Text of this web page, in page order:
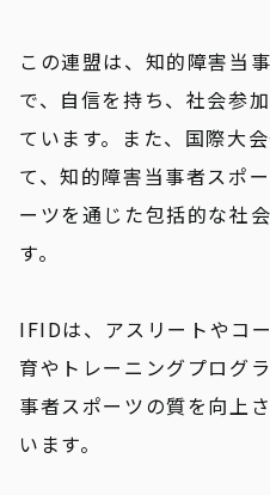
この連盟は、知的障害当
で、自信を持ち、社会参
ています。また、国際大
て、知的障害当事者スポ
ーツを通じた包括的な社
す。
IFIDは、アスリートやコ
育やトレーニングプログ
事者スポーツの質を向上
います。